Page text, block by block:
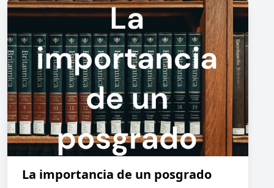
La importancia de un posgrado